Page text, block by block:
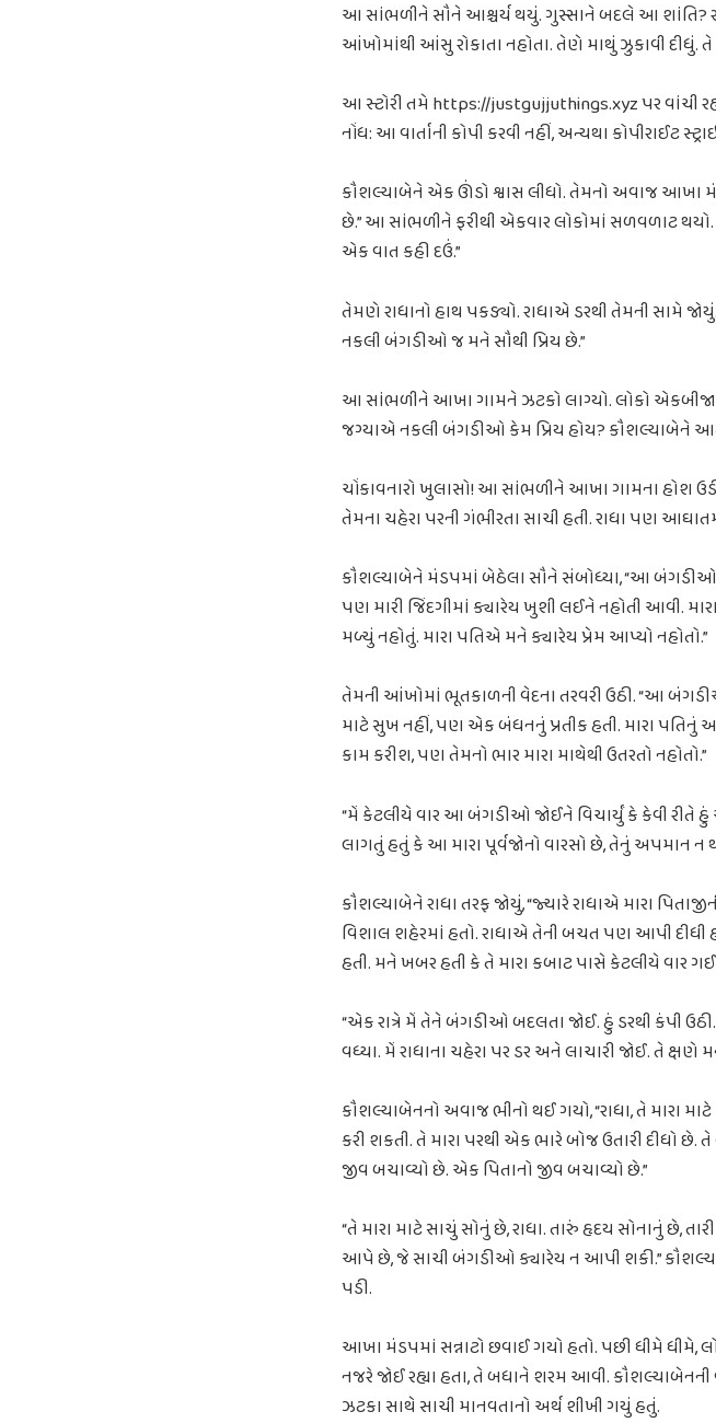
આ સાંભળીને સૌને આશ્ચર્ય થયું. ગુસ્સાને બદલે આ શાંતિ?
આંખોમાંથી આંસુ રોકાતા નહોતા. તેણે માથું ઝુકાવી દીધું. તે
આ સ્ટોરી તમે https://justgujjuthings.xyz પર વાંચી
નોંધ: આ વાર્તાની કોપી કરવી નહીં, અન્યથા કોપીરાઈટ
કૌશલ્યાબેને એક ઊંડો શ્વાસ લીધો. તેમનો અવાજ આખા
છે.” આ સાંભળીને ફરીથી એકવાર લોકોમાં સળવળાટ
એક વાત કહી દઉં.”
તેમણે રાધાનો હાથ પકડ્યો. રાધાએ ડરથી તેમની સામે
નકલી બંગડીઓ જ મને સૌથી પ્રિય છે.”
આ સાંભળીને આખા ગામને ઝટકો લાગ્યો. લોકો એકબીજા
જગ્યાએ નકલી બંગડીઓ કેમ પ્રિય હોય? કૌશલ્યાબેને
ચોંકાવનારો ખુલાસો! આ સાંભળીને આખા ગામના હોશ
તેમના ચહેરા પરની ગંભીરતા સાચી હતી. રાધા પણ
કૌશલ્યાબેને મંડપમાં બેઠેલા સૌને સંબોધ્યા, “આ બંગડીઓ
પણ મારી જિંદગીમાં ક્યારેય ખુશી લઈને નહોતી આવી.
મળ્યું નહોતું. મારા પતિએ મને ક્યારેય પ્રેમ આપ્યો નહોતો.”
તેમની આંખોમાં ભૂતકાળની વેદના તરવરી ઉઠી. “આ
માટે સુખ નહીં, પણ એક બંધનનું પ્રતીક હતી. મારા
કામ કરીશ, પણ તેમનો ભાર મારા માથેથી ઉતરતો નહોતો.”
“મેં કેટલીયે વાર આ બંગડીઓ જોઈને વિચાર્યું કે કેવી
લાગતું હતું કે આ મારા પૂર્વજોનો વારસો છે, તેનું અપમાન ન
કૌશલ્યાબેને રાધા તરફ જોયું, “જ્યારે રાધાએ મારા
વિશાલ શહેરમાં હતો. રાધાએ તેની બચત પણ આપી દીધી
હતી. મને ખબર હતી કે તે મારા કબાટ પાસે કેટલીયે વાર ગઈ
“એક રાત્રે મેં તેને બંગડીઓ બદલતા જોઈ. હું ડરથી કંપી
વધ્યા. મેં રાધાના ચહેરા પર ડર અને લાચારી જોઈ. તે
કૌશલ્યાબેનનો અવાજ ભીનો થઈ ગયો, “રાધા, તે મારા
કરી શકતી. તે મારા પરથી એક ભારે બોજ ઉતારી
જીવ બચાવ્યો છે. એક પિતાનો જીવ બચાવ્યો છે.”
“તે મારા માટે સાચું સોનું છે, રાધા. તારું હૃદય સોનાનું છે,
આપે છે, જે સાચી બંગડીઓ ક્યારેય ન આપી શકી.”
પડી.
આખા મંડપમાં સન્નાટો છવાઈ ગયો હતો. પછી ધીમે ધીમે,
નજરે જોઈ રહ્યા હતા, તે બધાને શરમ આવી.
ઝટકા સાથે સાચી માનવતાનો અર્થ શીખી ગયું હતું.